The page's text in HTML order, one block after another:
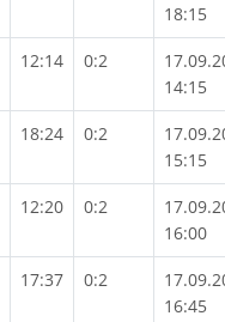
18:15
12:14 0:2
14:15
18:24 0:2
15:15
12:20 0:2
16:00
17:37 0:2
16:45